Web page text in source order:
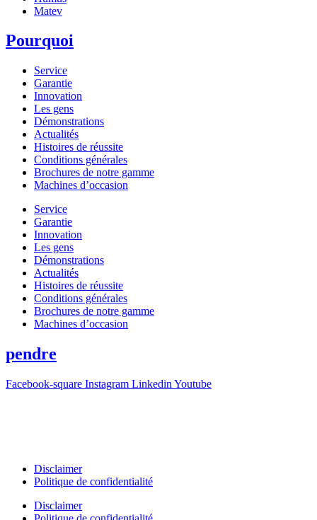
Matev
Pourquoi
Service
Garantie
Innovation
Les gens
Démonstrations
Actualités
Histoires de réussite
Conditions générales
Brochures de notre gamme
Machines d’occasion
Service
Garantie
Innovation
Les gens
Démonstrations
Actualités
Histoires de réussite
Conditions générales
Brochures de notre gamme
Machines d’occasion
pendre
Facebook-square Instagram Linkedin Youtube
Disclaimer
Politique de confidentialité
Disclaimer